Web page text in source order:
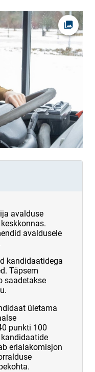
Ava
avalduse
avaldusele
kandidaatidega
Täpsem
saadetakse
ületama
punkti 100
erialakomisjon